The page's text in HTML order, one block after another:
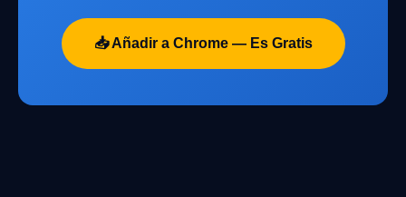
📥 Añadir a Chrome — Es Gratis